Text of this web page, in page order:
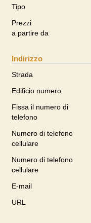
Tipo
Prezzi
a partire da
Indirizzo
Strada
Edificio numero
Fissa il numero di
telefono
Numero di telefono
cellulare
Numero di telefono
cellulare
E-mail
URL